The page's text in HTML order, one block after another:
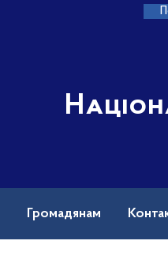
Громадянам